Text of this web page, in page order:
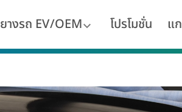
ยางรถ EV/OEM โปรโมชั่น แ